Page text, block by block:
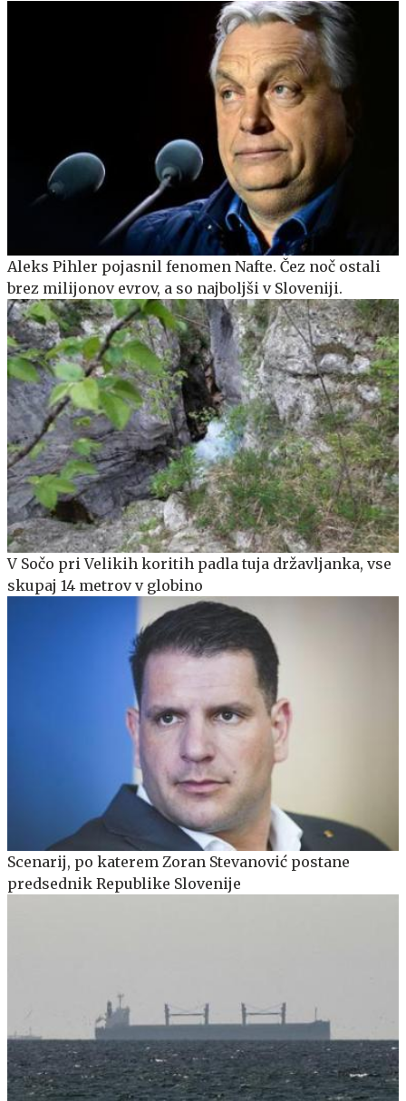
Aleks Pihler pojasnil fenomen Nafte. Čez noč ostali
brez milijonov evrov, a so najboljši v Sloveniji.
V Sočo pri Velikih koritih padla tuja državljanka, vse
skupaj 14 metrov v globino
Scenarij, po katerem Zoran Stevanović postane
predsednik Republike Slovenije